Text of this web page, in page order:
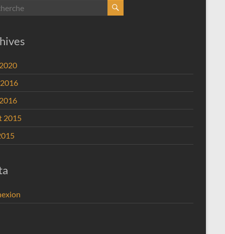
2015